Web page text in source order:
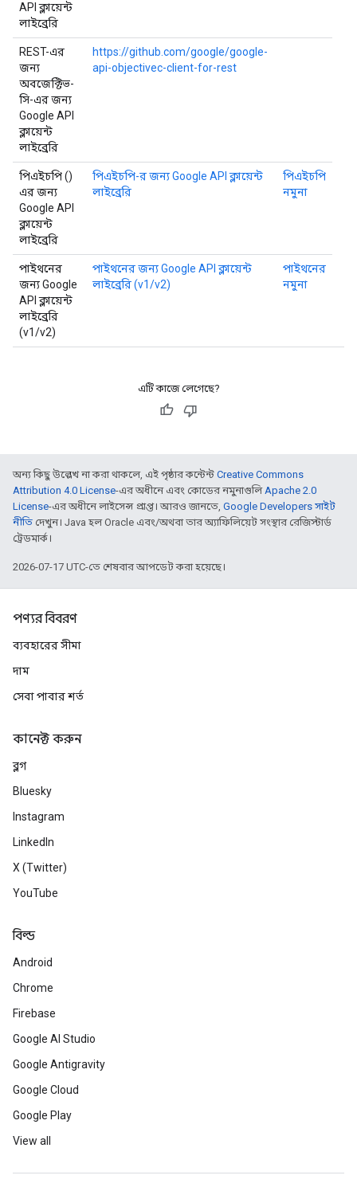
API ক্লায়েন্ট
লাইব্রেরি
REST-এর
জন্য
অবজেক্টিভ-
সি-এর জন্য
Google API
ক্লায়েন্ট
লাইব্রেরি
https://github.com/google/google-
api-objectivec-client-for-rest
পিএইচপি ()
এর জন্য
Google API
ক্লায়েন্ট
লাইব্রেরি
পিএইচপি-র জন্য Google API ক্লায়েন্ট
লাইব্রেরি
পিএইচপি
নমুনা
পাইথনের
জন্য Google
API ক্লায়েন্ট
লাইব্রেরি
(v1/v2)
পাইথনের জন্য Google API ক্লায়েন্ট
লাইব্রেরি (v1/v2)
পাইথনের
নমুনা
এটি কাজে লেগেছে?
অন্য কিছু উল্লেখ না করা থাকলে, এই পৃষ্ঠার কন্টেন্ট Creative Commons
Attribution 4.0 License-এর অধীনে এবং কোডের নমুনাগুলিApache 2.0
License-এর অধীনে লাইসেন্স প্রাপ্ত। আরও জানতে, Google Developers সাইট
নীতি দেখুন। Java হল Oracle এবং/অথবা তার অ্যাফিলিয়েট সংস্থার রেজিস্টার্ড
ট্রেডমার্ক।
2026-07-17 UTC-তে শেষবার আপডেট করা হয়েছে।
পণ্যর বিবরণ
ব্যবহারের সীমা
দাম
সেবা পাবার শর্ত
কানেক্ট করুন
ব্লগ
Bluesky
Instagram
LinkedIn
X (Twitter)
YouTube
বিল্ড
Android
Chrome
Firebase
Google AI Studio
Google Antigravity
Google Cloud
Google Play
View all